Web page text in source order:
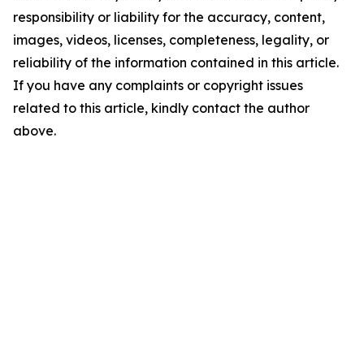
responsibility or liability for the accuracy, content,
images, videos, licenses, completeness, legality, or
reliability of the information contained in this article.
If you have any complaints or copyright issues
related to this article, kindly contact the author
above.